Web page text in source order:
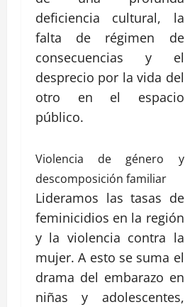
deficiencia cultural, la
falta de régimen de
consecuencias y el
desprecio por la vida del
otro en el espacio
público.
Violencia de género y
descomposición familiar
Lideramos las tasas de
feminicidios en la región
y la violencia contra la
mujer. A esto se suma el
drama del embarazo en
niñas y adolescentes,